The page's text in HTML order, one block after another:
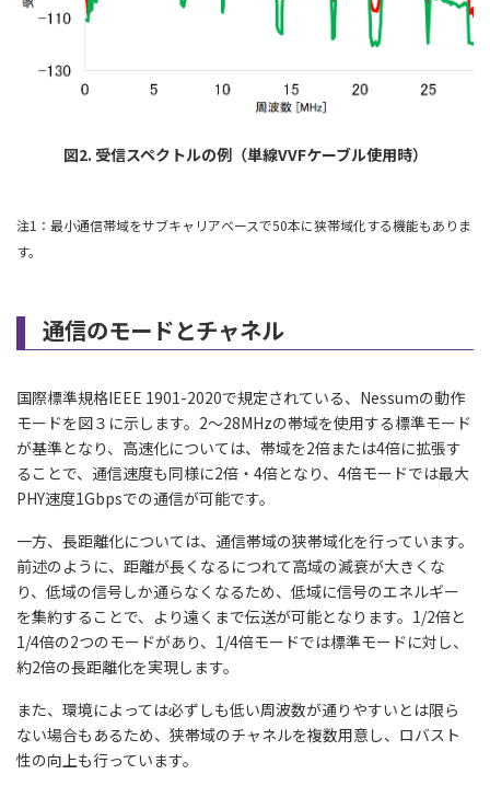
図2. 受信スペクトルの例（単線VVFケーブル使用時）
注1：最小通信帯域をサブキャリアベースで50本に狭帯域化する機能もありま
す。
通信のモードとチャネル
国際標準規格IEEE 1901-2020で規定されている、Nessumの動作
モードを図３に示します。2～28MHzの帯域を使用する標準モード
が基準となり、高速化については、帯域を2倍または4倍に拡張す
ることで、通信速度も同様に2倍・4倍となり、4倍モードでは最大
PHY速度1Gbpsでの通信が可能です。
一方、長距離化については、通信帯域の狭帯域化を行っています。
前述のように、距離が長くなるにつれて高域の減衰が大きくな
り、低域の信号しか通らなくなるため、低域に信号のエネルギー
を集約することで、より遠くまで伝送が可能となります。1/2倍と
1/4倍の2つのモードがあり、1/4倍モードでは標準モードに対し、
約2倍の長距離化を実現します。
また、環境によっては必ずしも低い周波数が通りやすいとは限ら
ない場合もあるため、狭帯域のチャネルを複数用意し、ロバスト
性の向上も行っています。